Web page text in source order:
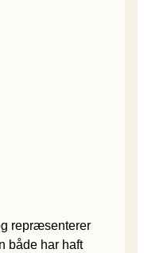
repræsenterer
både har haft